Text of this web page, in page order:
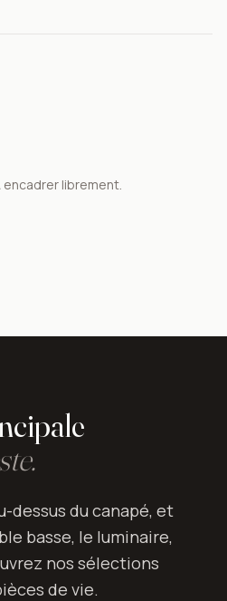
encadrer librement.
dessus du canapé, et
basse, le luminaire,
nos sélections
de vie.